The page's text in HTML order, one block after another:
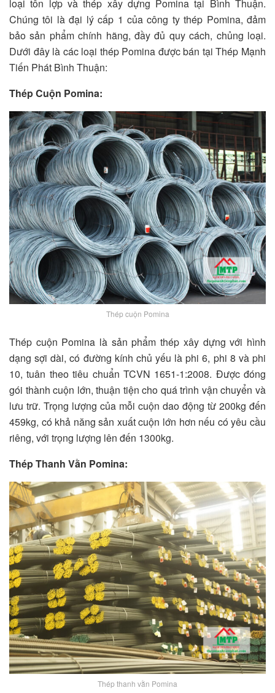
loại tôn lợp và thép xây dựng Pomina tại Bình Thuận.
Chúng tôi là đại lý cấp 1 của công ty thép Pomina, đảm
bảo sản phẩm chính hãng, đầy đủ quy cách, chủng loại.
Dưới đây là các loại thép Pomina được bán tại Thép Mạnh
Tiến Phát Bình Thuận:
Thép Cuộn Pomina:
Thép cuộn Pomina
Thép cuộn Pomina là sản phẩm thép xây dựng với hình
dạng sợi dài, có đường kính chủ yếu là phi 6, phi 8 và phi
10, tuân theo tiêu chuẩn TCVN 1651-1:2008. Được đóng
gói thành cuộn lớn, thuận tiện cho quá trình vận chuyển và
lưu trữ. Trọng lượng của mỗi cuộn dao động từ 200kg đến
459kg, có khả năng sản xuất cuộn lớn hơn nếu có yêu cầu
riêng, với trọng lượng lên đến 1300kg.
Thép Thanh Vằn Pomina:
Thép thanh vằn Pomina